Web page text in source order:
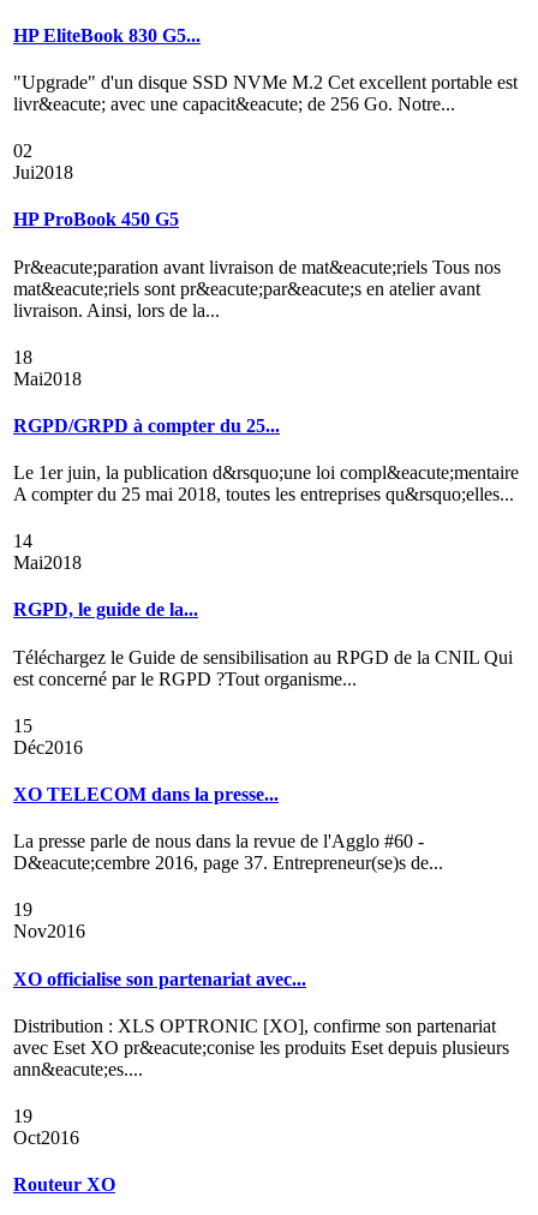
HP EliteBook 830 G5...
"Upgrade" d'un disque SSD NVMe M.2 Cet excellent portable est
livr&eacute; avec une capacit&eacute; de 256 Go. Notre...
02
Jui2018
HP ProBook 450 G5
Pr&eacute;paration avant livraison de mat&eacute;riels Tous nos
mat&eacute;riels sont pr&eacute;par&eacute;s en atelier avant
livraison. Ainsi, lors de la...
18
Mai2018
RGPD/GRPD à compter du 25...
Le 1er juin, la publication d&rsquo;une loi compl&eacute;mentaire
A compter du 25 mai 2018, toutes les entreprises qu&rsquo;elles...
14
Mai2018
RGPD, le guide de la...
Téléchargez le Guide de sensibilisation au RPGD de la CNIL Qui
est concerné par le RGPD ?Tout organisme...
15
Déc2016
XO TELECOM dans la presse...
La presse parle de nous dans la revue de l'Agglo #60 -
D&eacute;cembre 2016, page 37. Entrepreneur(se)s de...
19
Nov2016
XO officialise son partenariat avec...
Distribution : XLS OPTRONIC [XO], confirme son partenariat
avec Eset XO pr&eacute;conise les produits Eset depuis plusieurs
ann&eacute;es....
19
Oct2016
Routeur XO